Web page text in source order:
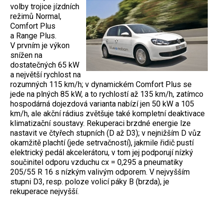
volby trojice jízdních
režimů Normal,
Comfort Plus
a Range Plus.
V prvním je výkon
snížen na
dostatečných 65 kW
a největší rychlost na
rozumných 115 km/h; v dynamickém Comfort Plus se
jede na plných 85 kW, a to rychlostí až 135 km/h, zatímco
hospodárná dojezdová varianta nabízí jen 50 kW a 105
km/h, ale akční rádius zvětšuje také kompletní deaktivace
klimatizační soustavy. Rekuperaci brzdné energie lze
nastavit ve čtyřech stupních (D až D3); v nejnižším D vůz
okamžitě plachtí (jede setrvačností), jakmile řidič pustí
elektrický pedál akcelerátoru, v tom jej podporují nízký
součinitel odporu vzduchu cx = 0,295 a pneumatiky
205/55 R 16 s nízkým valivým odporem. V nejvyšším
stupni D3, resp. poloze volicí páky B (brzda), je
rekuperace nejvyšší.